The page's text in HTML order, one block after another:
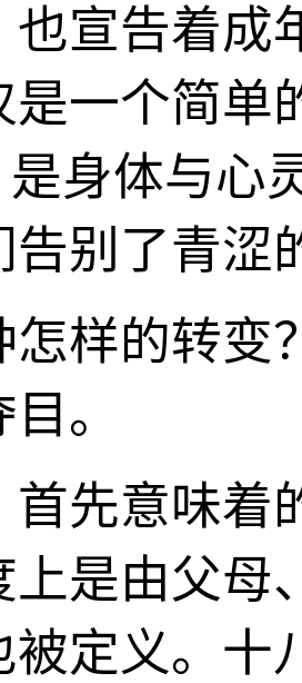
也宣告着成
是一个简单
是身体与心
告别了青涩
怎样的转变
。
首先意味着
上是由父母
被定义。十